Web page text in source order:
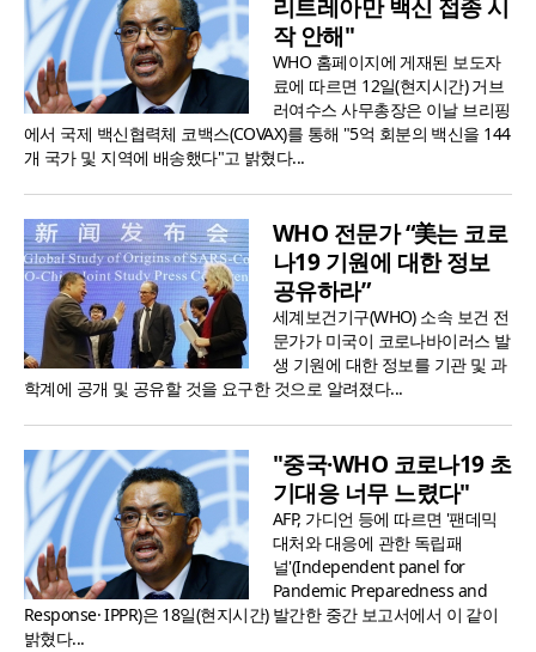
리트레아만 백신 접종 시
작 안해"
WHO 홈페이지에 게재된 보도자
료에 따르면 12일(현지시간) 거브
러여수스 사무총장은 이날 브리핑
에서 국제 백신협력체 코백스(COVAX)를 통해 "5억 회분의 백신을 144
개 국가 및 지역에 배송했다"고 밝혔다...
WHO 전문가 “美는 코로
나19 기원에 대한 정보
공유하라”
세계보건기구(WHO) 소속 보건 전
문가가 미국이 코로나바이러스 발
생 기원에 대한 정보를 기관 및 과
학계에 공개 및 공유할 것을 요구한 것으로 알려졌다...
"중국·WHO 코로나19 초
기대응 너무 느렸다"
AFP, 가디언 등에 따르면 '팬데믹
대처와 대응에 관한 독립패
널'(Independent panel for
Pandemic Preparedness and
Response· IPPR)은 18일(현지시간) 발간한 중간 보고서에서 이 같이
밝혔다...